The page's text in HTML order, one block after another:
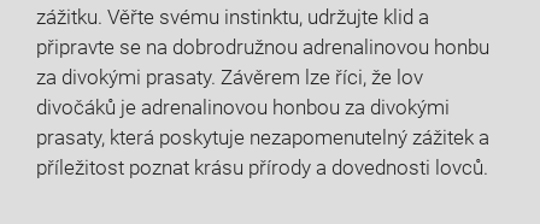
zážitku. Věřte svému instinktu, udržujte klid a
připravte ​se na dobrodružnou adrenalinovou honbu
za divokými prasaty. Závěrem⁤ lze říci, že lov
divočáků je adrenalinovou honbou za divokými
prasaty, která poskytuje⁣ nezapomenutelný zážitek a
příležitost poznat krásu přírody⁢ a dovednosti lovců.